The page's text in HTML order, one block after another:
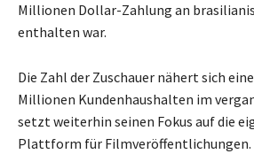
Millionen Dollar-Zahlung an
enthalten war.
Die Zahl der Zuschauer nähert sich
Millionen Kundenhaushalten im
setzt weiterhin seinen Fokus auf die
Plattform für Filmveröffentlichungen.